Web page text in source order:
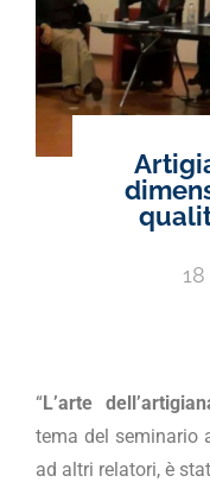
“L’arte
tema del seminario
ad altri relatori, è